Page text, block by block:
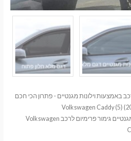
באמצעות וילונות מגנטיים - פתרון הכי חכם
Volkswagen Caddy (5)
/ וילונות השחרה מגנטיים גימור פרימיום לרכב Volkswagen